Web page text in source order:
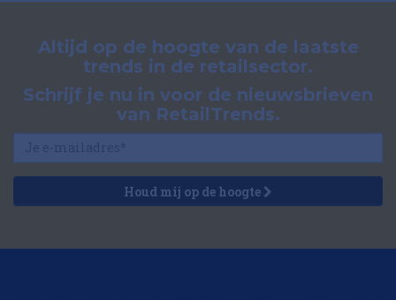
Altijd op de hoogte van de laatste
trends in de retailsector.
Schrijf je nu in voor de nieuwsbrieven
van RetailTrends.
Houd mij op de hoogte